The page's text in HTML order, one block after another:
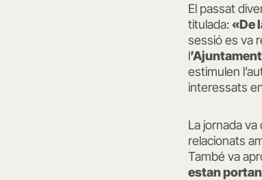
El passat
titulada:«De
sessió es va
l
estimulen
interessats
La jornada
relacionats
També va
estan